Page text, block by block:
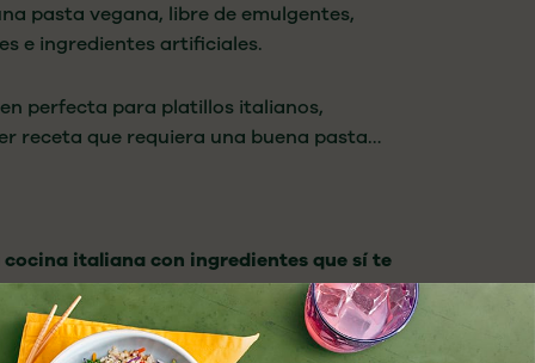
pasta vegana, libre de emulgentes,
e ingredientes artificiales.
perfecta para platillos italianos,
receta que requiera una buena pasta…
italiana con ingredientes que sí te